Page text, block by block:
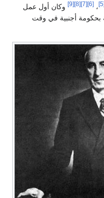
، [6]
[7]
[8]
[9]
وكان أول عمل
بحكومة أجنبية في وقت